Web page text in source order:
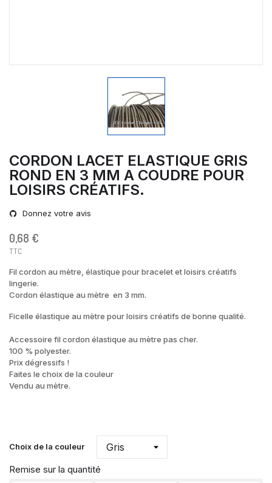
CORDON LACET ELASTIQUE GRIS
ROND EN 3 MM A COUDRE POUR
LOISIRS CRÉATIFS.
Donnez votre avis
0,68 €
TTC
Fil cordon au mètre, élastique pour bracelet et loisirs créatifs
lingerie.
Cordon élastique au mètre en 3 mm.
Ficelle élastique au mètre pour loisirs créatifs de bonne qualité.
Accessoire fil cordon élastique au mètre pas cher.
100 % polyester.
Prix dégressifs !
Faites le choix de la couleur
Vendu au mètre.
Choix de la couleur
Remise sur la quantité